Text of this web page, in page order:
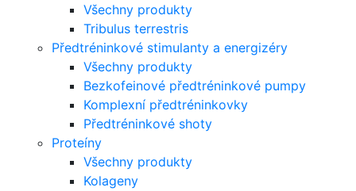
Všechny produkty
Tribulus terrestris
Předtréninkové stimulanty a energizéry
Všechny produkty
Bezkofeinové předtréninkové pumpy
Komplexní předtréninkovky
Předtréninkové shoty
Proteíny
Všechny produkty
Kolageny